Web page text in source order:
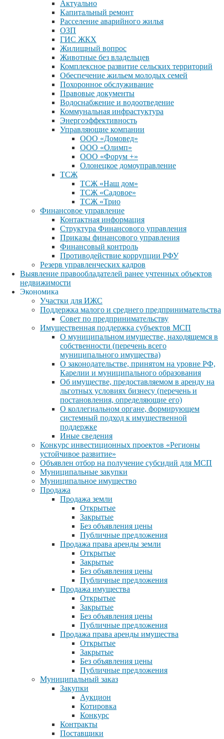
Актуально
Капитальный ремонт
Расселение аварийного жилья
ОЗП
ГИС ЖКХ
Жилищный вопрос
Животные без владельцев
Комплексное развитие сельских территорий
Обеспечение жильем молодых семей
Похоронное обслуживание
Правовые документы
Водоснабжение и водоотведение
Коммунальная инфрастуктура
Энергоэффективность
Управляющие компании
ООО «Домовед»
ООО «Олимп»
ООО «Форум +»
Олонецкое домоуправление
ТСЖ
ТСЖ «Наш дом»
ТСЖ «Садовое»
ТСЖ «Трио
Финансовое управление
Контактная информация
Структура Финансового управления
Приказы финансового управления
Финансовый контроль
Противодействие коррупции РФУ
Резерв управленческих кадров
Выявление правообладателей ранее учтенных объектов
недвижимости
Экономика
Участки для ИЖС
Поддержка малого и среднего предпринимательства
Совет по предпринимательству
Имущественная поддержка субъектов МСП
О муниципальном имуществе, находящемся в
собственности (перечень всего
муниципального имущества)
О законодательстве, принятом на уровне РФ,
Карелии и муниципального образования
Об имуществе, предоставляемом в аренду на
льготных условиях бизнесу (перечень и
постановления, определяющие его)
О коллегиальном органе, формирующем
системный подход к имущественной
поддержке
Иные сведения
Конкурс инвестиционных проектов «Регионы
устойчивое развитие»
Объявлен отбор на получение субсидий для МСП
Муниципальные закупки
Муниципальное имущество
Продажа
Продажа земли
Открытые
Закрытые
Без объявления цены
Публичные предложения
Продажа права аренды земли
Открытые
Закрытые
Без объявления цены
Публичные предложения
Продажа имущества
Открытые
Закрытые
Без объявления цены
Публичные предложения
Продажа права аренды имущества
Открытые
Закрытые
Без объявления цены
Публичные предложения
Муниципальный заказ
Закупки
Аукцион
Котировка
Конкурс
Контракты
Поставщики